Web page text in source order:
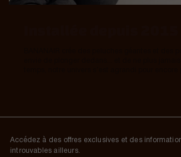
Accédez à des offres exclusives et des
introuvables ailleurs.